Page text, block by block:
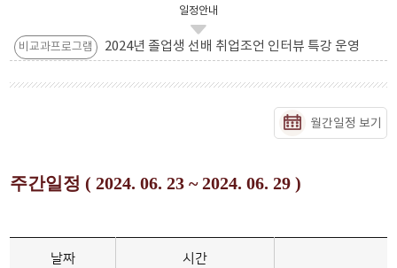
일정안내
비교과프로그램 2024년 졸업생 선배 취업조언 인터뷰 특강 운영
월간일정 보기
주간일정 ( 2024. 06. 23 ~ 2024. 06. 29 )
날짜 시간